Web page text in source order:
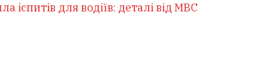
іспитів для водіїв: деталі від МВС